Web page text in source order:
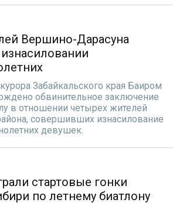
Вершино-Дарасуна
Забайкальского края Баиром
обвинительное заключение
в отношении четырех жителей
совершивших изнасилование
девушек.
стартовые гонки
по летнему биатлону